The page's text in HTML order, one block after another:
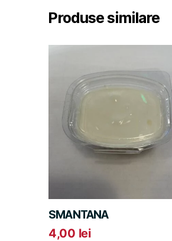
Produse similare
SMANTANA
4,00 lei